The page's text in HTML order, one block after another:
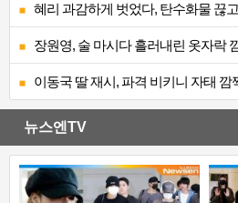
혜리 과감하게 벗었다, 탄수화물 끊
장원영, 술 마시다 흘러내린 옷자락
이동국 딸 재시, 파격 비키니 자태
뉴스엔TV